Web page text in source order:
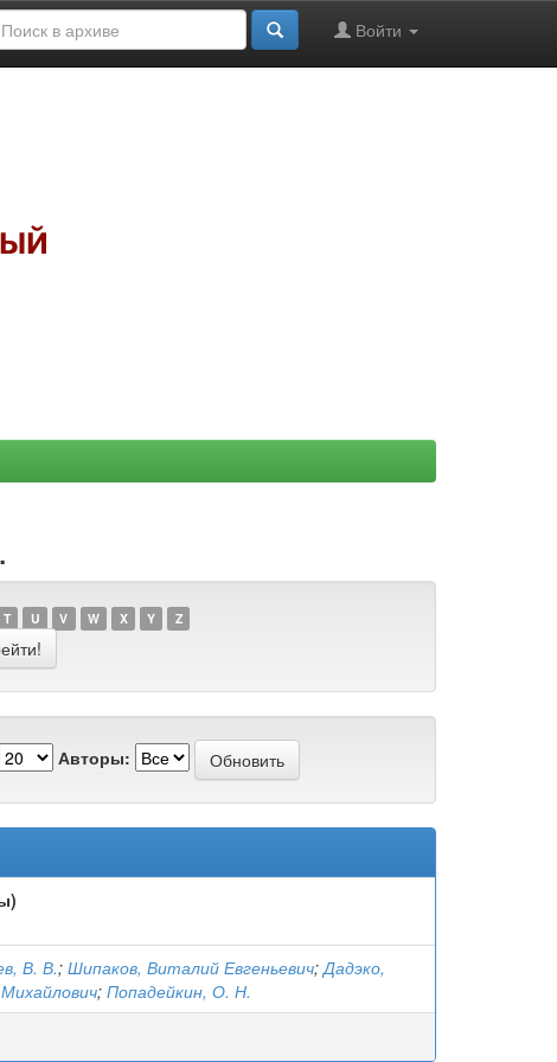
Войти
T U V W X Y Z
Авторы:
В. В.; Шипаков, Виталий Евгеньевич;Дадэко,
; Попадейкин, О. Н.